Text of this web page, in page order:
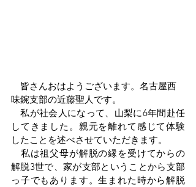
皆さんおはようございます。名古屋西
味鋺支部の近藤聖人です。
私が社会人になって、山梨に6年間赴任
してきました。親元を離れて感じて体験
したことを述べさせていただきます。
私は祖父母が解脱の縁を受けてからの
解脱3世で、家が支部ということから支部
っ子でもあります。生まれた時から解脱